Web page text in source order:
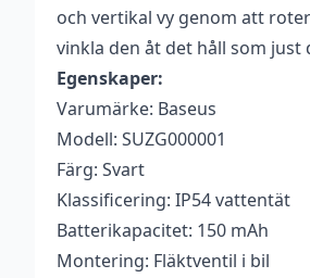
och vertikal vy genom att
vinkla den åt det håll som just
Egenskaper:
Varumärke: Baseus
Modell: SUZG000001
Färg: Svart
Klassificering: IP54 vattentät
Batterikapacitet: 150 mAh
Montering: Fläktventil i bil
Drivs med
Solcell